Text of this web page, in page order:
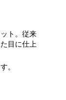
ト。従来
目に仕上
。